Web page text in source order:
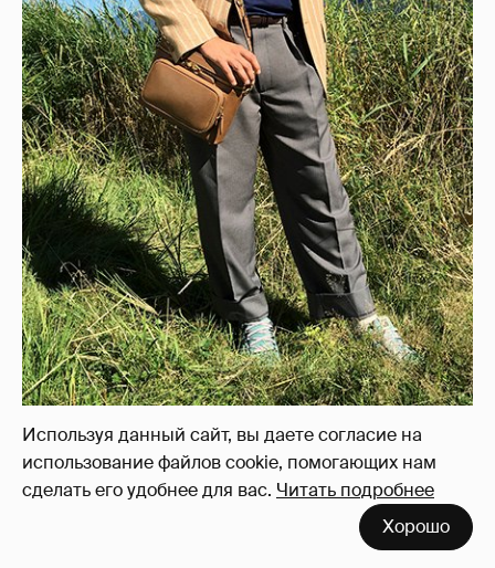
Используя данный сайт, вы даете согласие на
использование файлов cookie, помогающих нам
сделать его удобнее для вас. Читать подробнее
Хорошо